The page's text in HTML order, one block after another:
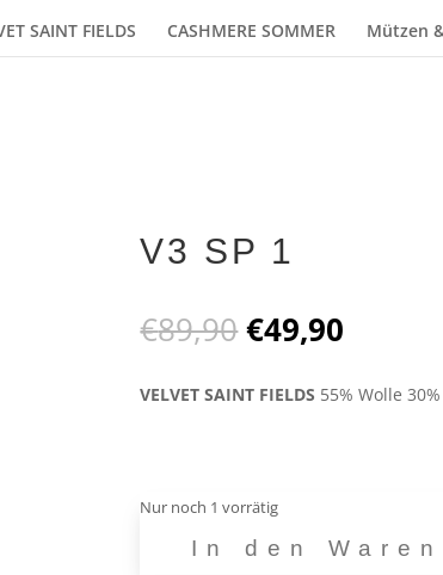
SAINT FIELDS CASHMERE SOMMER Mützen
V3 SP 1
€89,90Ursprünglicher
Preis
war:
€49,90
ist:
VELVET SAINT FIELDS 55% Wolle
Nur noch 1 vorrätig
In den